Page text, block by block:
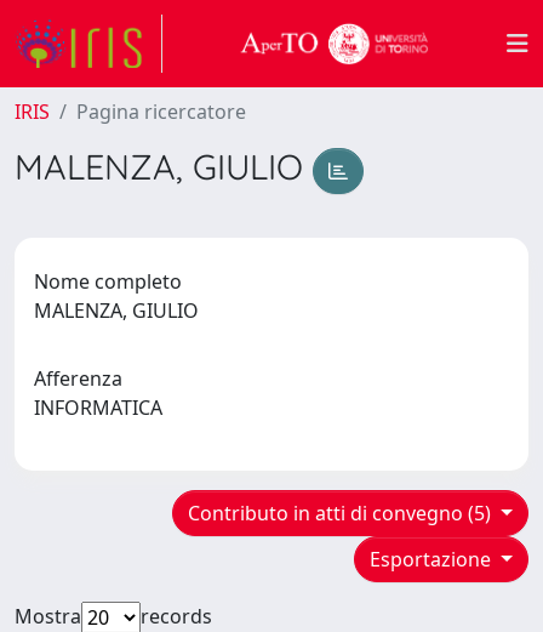
IRIS Pagina ricercatore
MALENZA, GIULIO
Nome completo
MALENZA, GIULIO
Afferenza
INFORMATICA
Contributo in atti di convegno (5)
Esportazione
Mostra
records